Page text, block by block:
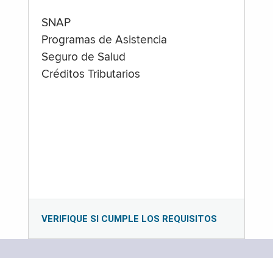
SNAP
Programas de Asistencia
Seguro de Salud
Créditos Tributarios
VERIFIQUE SI CUMPLE LOS REQUISITOS